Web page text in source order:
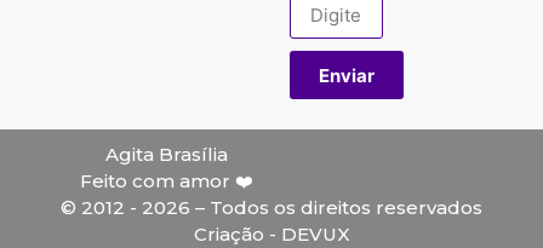
Enviar
Agita Brasília
Feito com amor ❤️
© 2012 - 2026 – Todos os direitos reservados
Criação - DEVUX